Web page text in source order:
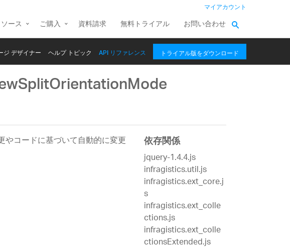
マイアカウント
ース ご購入 資料請求 無料トライアル お問い合わせ
ジ デザイナー ヘルプ トピック API リファレンス トライアル版をダウンロード
やコードに基づいて自動的に変更 依存関係
jquery-1.4.4.js
infragistics.util.js
infragistics.ext_core.j
s
infragistics.ext_colle
ctions.js
infragistics.ext_colle
ctionsExtended.js